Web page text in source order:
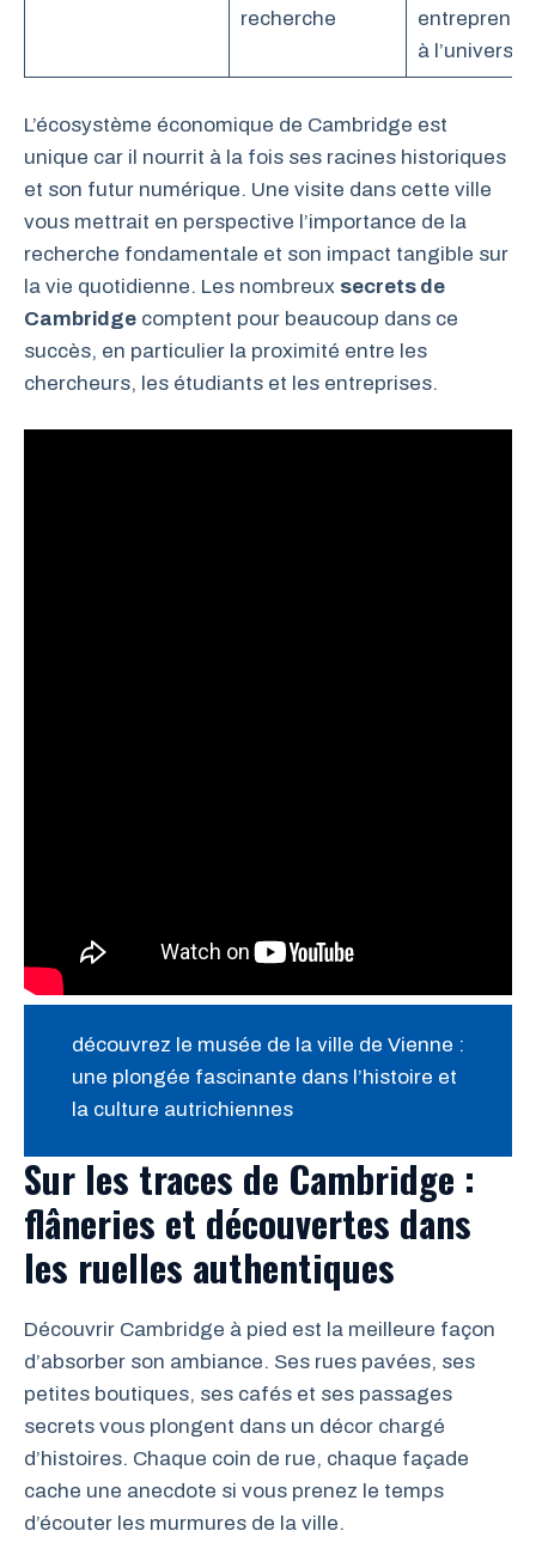
recherche
à l’université
L’écosystème économique de Cambridge est
unique car il nourrit à la fois ses racines historiques
et son futur numérique. Une visite dans cette ville
vous mettrait en perspective l’importance de la
recherche fondamentale et son impact tangible sur
la vie quotidienne. Les nombreux secrets de
Cambridge comptent pour beaucoup dans ce
succès, en particulier la proximité entre les
chercheurs, les étudiants et les entreprises.
découvrez le musée de la ville de Vienne :
une plongée fascinante dans l’histoire et
la culture autrichiennes
Sur les traces de Cambridge :
flâneries et découvertes dans
les ruelles authentiques
Découvrir Cambridge à pied est la meilleure façon
d’absorber son ambiance. Ses rues pavées, ses
petites boutiques, ses cafés et ses passages
secrets vous plongent dans un décor chargé
d’histoires. Chaque coin de rue, chaque façade
cache une anecdote si vous prenez le temps
d’écouter les murmures de la ville.